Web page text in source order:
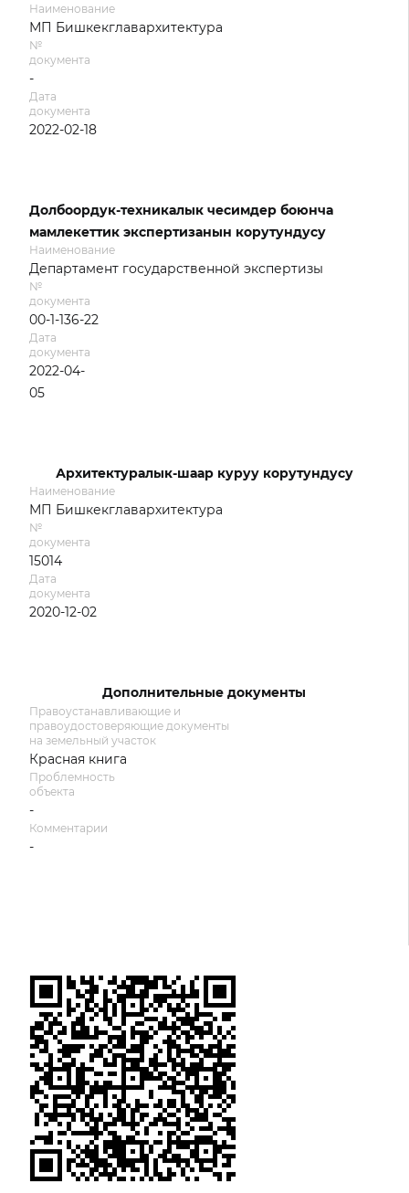
Наименование
МП Бишкекглавархитектура
№
документа
-
Дата
документа
2022-02-18
Долбоордук-техникалык чесимдер боюнча
мамлекеттик экспертизанын корутундусу
Наименование
Департамент государственной экспертизы
№
документа
00-1-136-22
Дата
документа
2022-04-
05
Архитектуралык-шаар куруу корутундусу
Наименование
МП Бишкекглавархитектура
№
документа
15014
Дата
документа
2020-12-02
Дополнительные документы
Правоустанавливающие и
правоудостоверяющие документы
на земельный участок
Красная книга
Проблемность
объекта
-
Комментарии
-